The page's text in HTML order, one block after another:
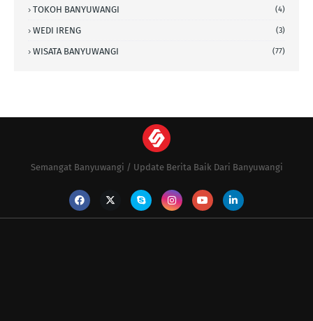
TOKOH BANYUWANGI (4)
WEDI IRENG (3)
WISATA BANYUWANGI (77)
Semangat Banyuwangi / Update Berita Baik Dari Banyuwangi